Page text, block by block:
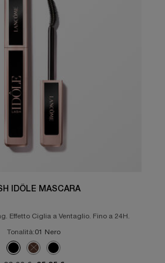
IDÔLE MASCARA
Effetto Ciglia a Ventaglio. Fino a 24H.
Tonalità:01 Nero
Selected
Colore 01 Nero per Lash Idôle Mascara, 1 di 3
Selected
La variazione del prodotto è esaurita,
Selected
Colore Black - Travel Size per